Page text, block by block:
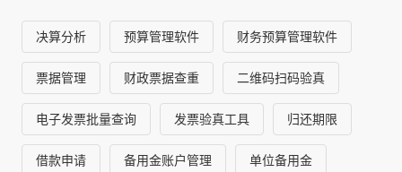
决算分析 预算管理软件 财务预算管理软件
票据管理 财政票据查重 二维码扫码验真
电子发票批量查询 发票验真工具 归还期限
借款申请 备用金账户管理 单位备用金